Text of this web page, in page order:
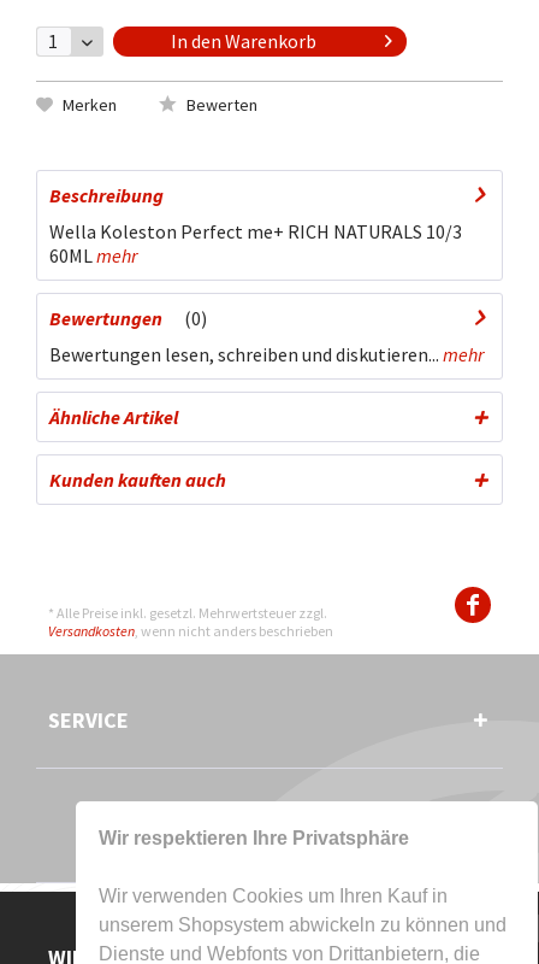
Wir respektieren Ihre Privatsphäre
Wir verwenden Cookies um Ihren Kauf in
unserem Shopsystem abwickeln zu können und
Dienste und Webfonts von Drittanbietern, die
In den Warenkorb
Merken Bewerten
Beschreibung
Wella Koleston Perfect me+ RICH NATURALS 10/3
60ML mehr
Bewertungen
0
Bewertungen lesen, schreiben und diskutieren... mehr
Ähnliche Artikel
Kunden kauften auch
* Alle Preise inkl. gesetzl. Mehrwertsteuer zzgl.
Versandkosten , wenn nicht anders beschrieben
SERVICE
WIR AKZEPTIEREN